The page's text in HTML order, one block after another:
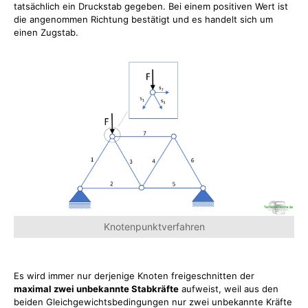
tatsächlich ein Druckstab gegeben. Bei einem positiven Wert ist
die angenommen Richtung bestätigt und es handelt sich um
einen Zugstab.
Knotenpunktverfahren
Es wird immer nur derjenige Knoten freigeschnitten der
maximal zwei unbekannte Stabkräfte aufweist, weil aus den
beiden Gleichgewichtsbedingungen nur zwei unbekannte Kräfte